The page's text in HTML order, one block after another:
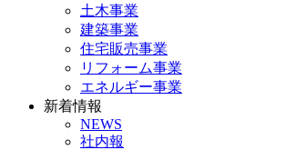
土木事業
建築事業
住宅販売事業
リフォーム事業
エネルギー事業
新着情報
NEWS
社内報